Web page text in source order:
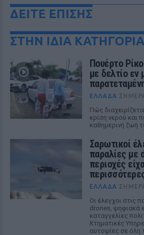
ΔΕΙΤΕ ΕΠΙΣΗΣ
ΣΤΗΝ ΙΔΙΑ ΚΑΤΗΓΟΡΙΑ
Πουέρτο
με δελτίο
ΕΛΛΆΔΑ
Πώς
κρίση νερού και
καθημερινή ζωή
Σαρωτικοί
παραλίες με
περιοχές
ΕΛΛΆΔΑ
Οι έλεγχοι στις
drones, ψηφιακά
καταγγελίες
Κτηματικές
αυτοψίες σε όλη